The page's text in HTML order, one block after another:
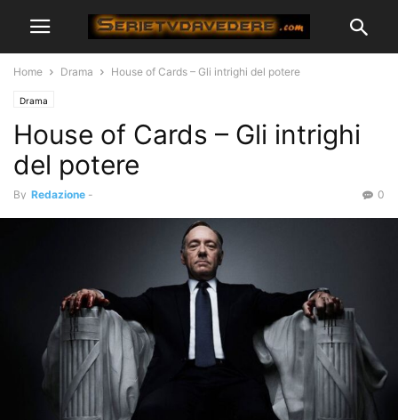
Home Drama House of Cards – Gli intrighi del potere
Drama
House of Cards – Gli intrighi
del potere
By Redazione - 0